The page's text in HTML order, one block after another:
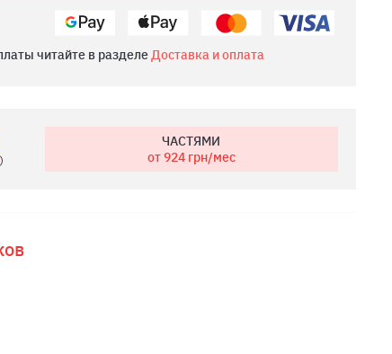
читайте в разделеДоставка и оплата
ЧАСТЯМИ
от 924грн/мес